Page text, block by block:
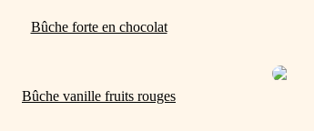
Bûche forte en chocolat
Bûche vanille fruits rouges